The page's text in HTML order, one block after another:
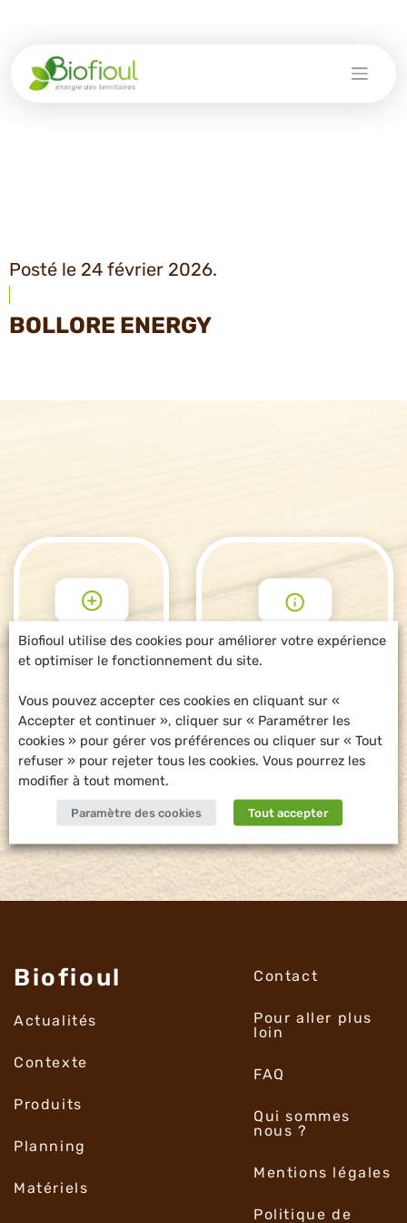
Posté le 24 février 2026.
BOLLORE ENERGY
POUR ALLER
PLUS LOIN
DEMANDE
D'INFORMATIONS
Biofioul
Actualités
Contexte
Produits
Planning
Matériels
Contact
Pour aller plus
loin
FAQ
Qui sommes
nous ?
Mentions légales
Politique de
Biofioul utilise des cookies pour améliorer votre expérience
et optimiser le fonctionnement du site.
Vous pouvez accepter ces cookies en cliquant sur «
Accepter et continuer », cliquer sur « Paramétrer les
cookies » pour gérer vos préférences ou cliquer sur « Tout
refuser » pour rejeter tous les cookies. Vous pourrez les
modifier à tout moment.
Paramètre des cookies Tout accepter